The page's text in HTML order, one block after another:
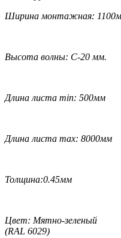
Ширина монтажная:
Высота волны: С-20 мм.
Длина листа min: 500мм
Длина листа max: 8000мм
Толщина:0.45мм
Цвет: Мятно-зеленый
(RAL 6029)